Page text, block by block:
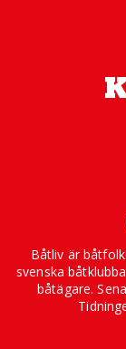
Båtliv är
svenska
båtägare.